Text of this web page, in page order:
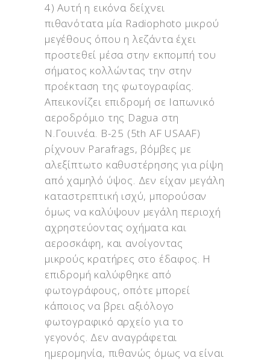
4) Αυτή η εικόνα δείχνει
πιθανότατα μία Radiophoto μικρού
μεγέθους όπου η λεζάντα έχει
προστεθεί μέσα στην εκπομπή του
σήματος κολλώντας την στην
προέκταση της φωτογραφίας.
Απεικονίζει επιδρομή σε Ιαπωνικό
αεροδρόμιο της Dagua στη
Ν.Γουινέα. Β-25 (5th AF USAAF)
ρίχνουν Parafrags, βόμβες με
αλεξίπτωτο καθυστέρησης για ρίψη
από χαμηλό ύψος. Δεν είχαν μεγάλη
καταστρεπτική ισχύ, μπορούσαν
όμως να καλύψουν μεγάλη περιοχή
αχρηστεύοντας οχήματα και
αεροσκάφη, και ανοίγοντας
μικρούς κρατήρες στο έδαφος. Η
επιδρομή καλύφθηκε από
φωτογράφους, οπότε μπορεί
κάποιος να βρει αξιόλογο
φωτογραφικό αρχείο για το
γεγονός. Δεν αναγράφεται
ημερομηνία, πιθανώς όμως να είναι